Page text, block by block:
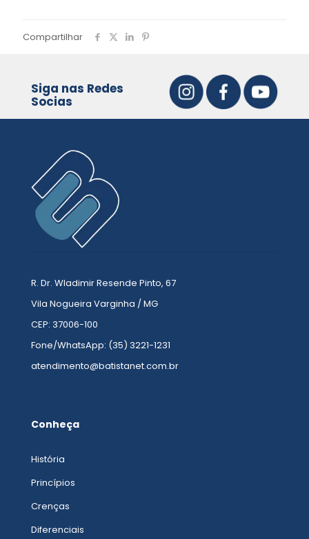
Compartilhar
Siga nas Redes
Socias
R. Dr. Wladimir Resende Pinto, 67
Vila Nogueira Varginha / MG
CEP: 37006-100
Fone/WhatsApp: (35) 3221-1231
atendimento@batistanet.com.br
Conheça
História
Princípios
Crenças
Diferenciais